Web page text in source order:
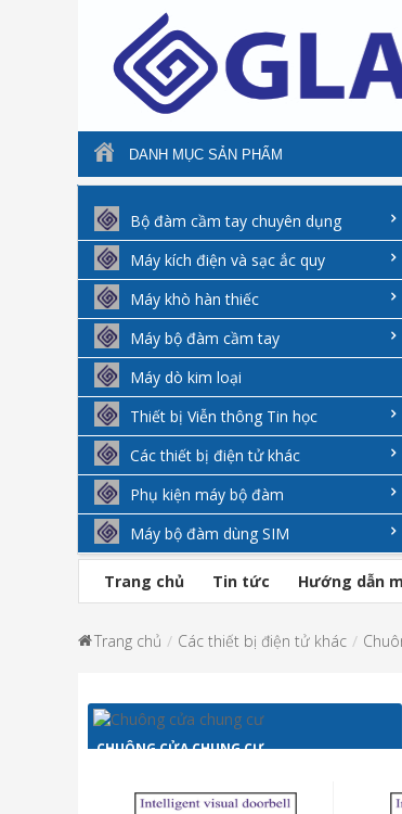
DANH MỤC SẢN PHẨM
Bộ đàm cầm tay chuyên dụng
Máy kích điện và sạc ắc quy
Máy khò hàn thiếc
Máy bộ đàm cầm tay
Máy dò kim loại
Thiết bị Viễn thông Tin học
Các thiết bị điện tử khác
Phụ kiện máy bộ đàm
Máy bộ đàm dùng SIM
Trang chủ Tin tức Hướng dẫn
Trang chủ Các thiết bị điện tử khác
CHUÔNG CỬA CHUNG CƯ